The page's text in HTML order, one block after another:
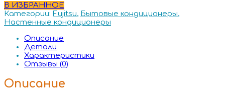
В ИЗБРАННОЕ
Категории: Fujitsu, Бытовые кондиционеры,
Настенные кондиционеры
Описание
Детали
Характеристики
Отзывы (0)
Описание